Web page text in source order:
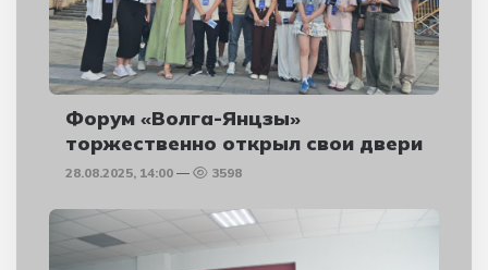
Форум «Волга-Янцзы»
торжественно открыл свои двери
28.08.2025, 14:00 3598